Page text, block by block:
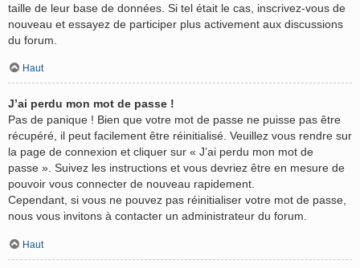
taille de leur base de données. Si tel était le cas, inscrivez-vous de
nouveau et essayez de participer plus activement aux discussions
du forum.
Haut
J’ai perdu mon mot de passe !
Pas de panique ! Bien que votre mot de passe ne puisse pas être
récupéré, il peut facilement être réinitialisé. Veuillez vous rendre sur
la page de connexion et cliquer sur « J’ai perdu mon mot de
passe ». Suivez les instructions et vous devriez être en mesure de
pouvoir vous connecter de nouveau rapidement.
Cependant, si vous ne pouvez pas réinitialiser votre mot de passe,
nous vous invitons à contacter un administrateur du forum.
Haut